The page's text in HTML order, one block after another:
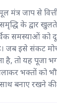
मंत्र जाप से
के द्वार
समस्याओं को
है। जब इसे संकट
है, तो यह पूजा
भक्तों को
बनाए रखने की